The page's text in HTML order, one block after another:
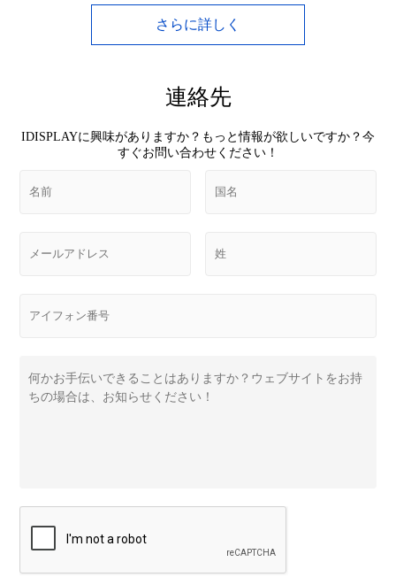
さらに詳しく
連絡先
IDISPLAYに興味がありますか？もっと情報が欲しいですか？今
すぐお問い合わせください！